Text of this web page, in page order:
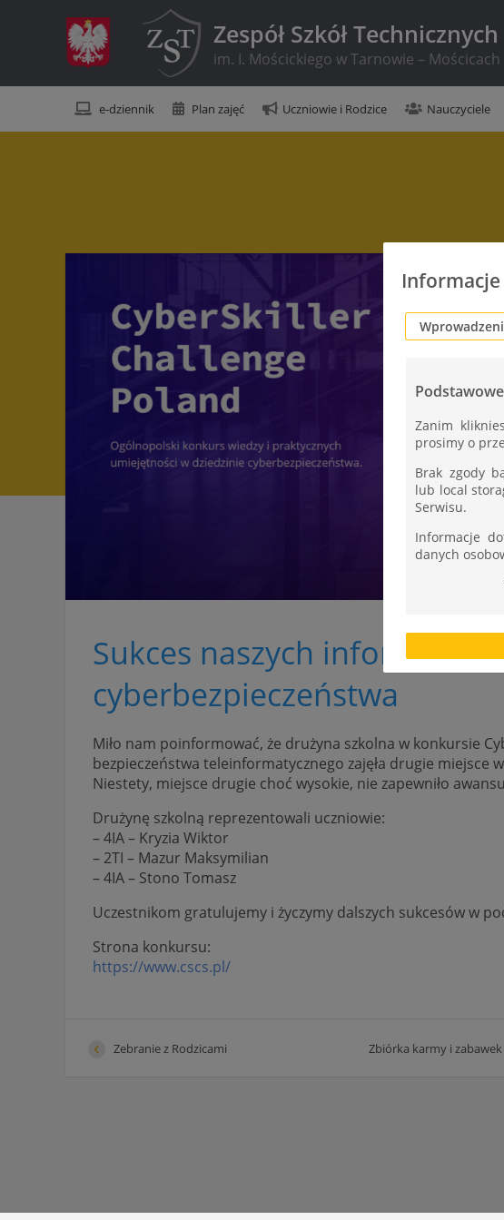
Zespół Szkół Technicznych
im. I. Mościckiego w Tarnowie – Mościcach
e-dziennik Plan zajęć Uczniowie i Rodzice Nauczyciele
Sukces naszych
cyberbezpieczeństwa
Miło nam poinformować, że drużyna szkolna w konkursie
bezpieczeństwa teleinformatycznego zajęła drugie miejsce
Niestety, miejsce drugie choć wysokie, nie zapewniło
Drużynę szkolną reprezentowali uczniowie:
– 4IA – Kryzia Wiktor
– 2TI – Mazur Maksymilian
– 4IA – Stono Tomasz
Uczestnikom gratulujemy i życzymy dalszych sukcesów w
Strona konkursu:
https://www.cscs.pl/
Zebranie z Rodzicami Zbiórka karmy i
Informacje
Zanim
prosimy o
Brak zgody
lub local
Serwisu.
Informacje
danych